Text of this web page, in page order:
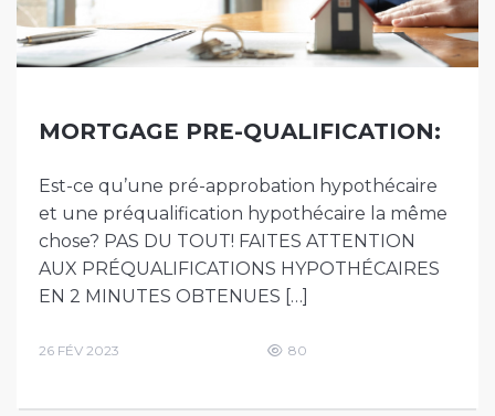
MORTGAGE PRE-QUALIFICATION:
Est-ce qu’une pré-approbation hypothécaire
et une préqualification hypothécaire la même
chose? PAS DU TOUT! FAITES ATTENTION
AUX PRÉQUALIFICATIONS HYPOTHÉCAIRES
EN 2 MINUTES OBTENUES […]
26 FÉV 2023 80